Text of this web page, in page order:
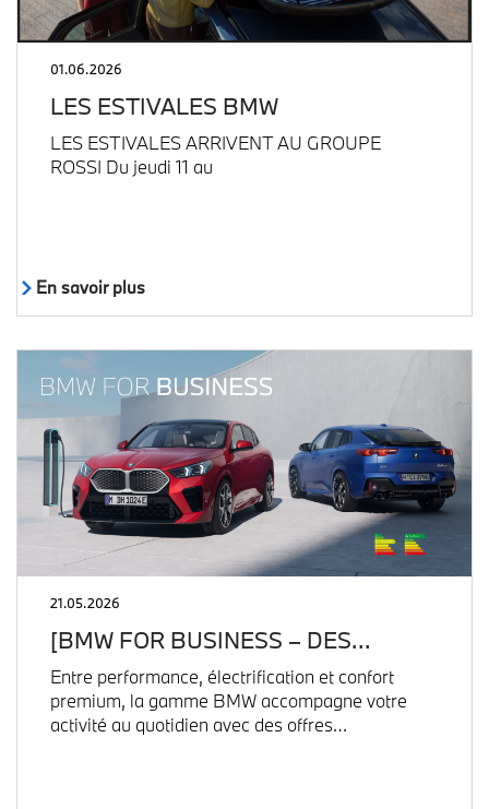
01.06.2026
LES ESTIVALES BMW
LES ESTIVALES ARRIVENT AU GROUPE
ROSSI Du jeudi 11 au
En savoir plus
21.05.2026
[BMW FOR BUSINESS – DES…
Entre performance, électrification et confort
premium, la gamme BMW accompagne votre
activité au quotidien avec des offres…